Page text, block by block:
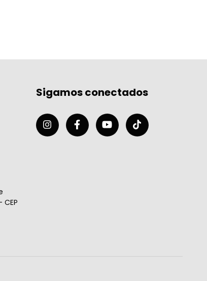
Sigamos conectados